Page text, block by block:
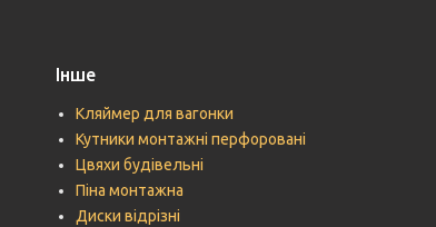
Інше
Кляймер для вагонки
Кутники монтажні перфоровані
Цвяхи будівельні
Піна монтажна
Диски відрізні